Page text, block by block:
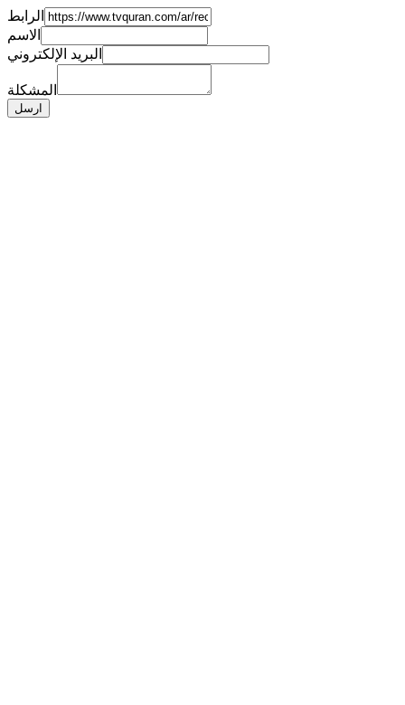
الرابط
الاسم
البريد الإلكتروني
المشكلة
ارسل